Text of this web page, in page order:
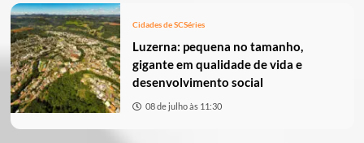
Cidades de SCSéries
Luzerna: pequena no tamanho,
gigante em qualidade de vida e
desenvolvimento social
08 de julho às 11:30